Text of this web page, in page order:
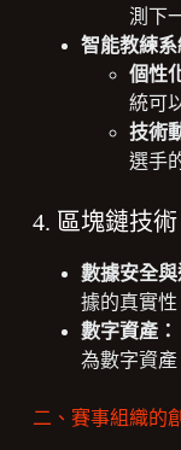
測下
智能教練系
個性
統可
技術
選手
4. 區塊鏈技術
數據安全與
據的真實性
數字資產：
為數字資產
二、賽事組織的